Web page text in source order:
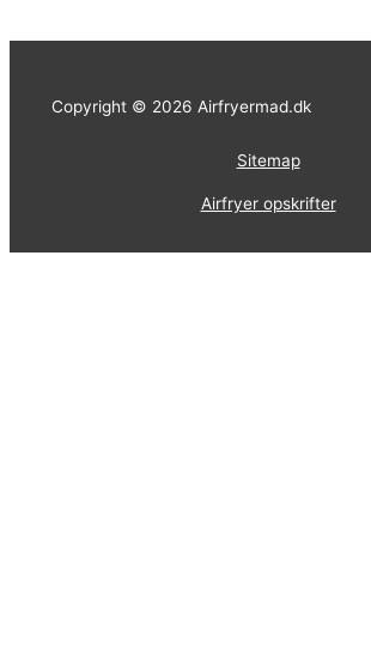
Copyright © 2026 Airfryermad.dk
Sitemap
Airfryer opskrifter